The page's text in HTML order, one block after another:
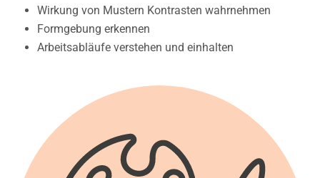
Wirkung von Mustern Kontrasten wahrnehmen
Formgebung erkennen
Arbeitsabläufe verstehen und einhalten